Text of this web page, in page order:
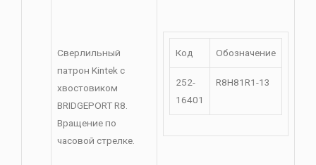
Сверлильный
патрон Kintek с
хвостовиком
BRIDGEPORT R8.
Вращение по
часовой стрелке.
Код Обозначение
252-
16401
R8H81R1-13